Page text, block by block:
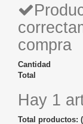
compra
Cantidad
Total
Hay 1
Total productos: